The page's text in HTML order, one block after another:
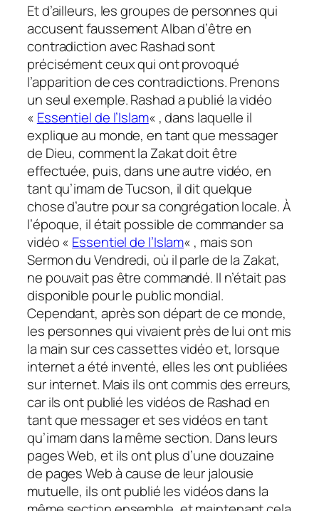
Et d’ailleurs, les groupes de personnes qui
accusent faussement Alban d’être en
contradiction avec Rashad sont
précisément ceux qui ont provoqué
l’apparition de ces contradictions. Prenons
un seul exemple. Rashad a publié la vidéo
« Essentiel de l’Islam« , dans laquelle il
explique au monde, en tant que messager
de Dieu, comment la Zakat doit être
effectuée, puis, dans une autre vidéo, en
tant qu’imam de Tucson, il dit quelque
chose d’autre pour sa congrégation locale. À
l’époque, il était possible de commander sa
vidéo « Essentiel de l’Islam« , mais son
Sermon du Vendredi, où il parle de la Zakat,
ne pouvait pas être commandé. Il n’était pas
disponible pour le public mondial.
Cependant, après son départ de ce monde,
les personnes qui vivaient près de lui ont mis
la main sur ces cassettes vidéo et, lorsque
internet a été inventé, elles les ont publiées
sur internet. Mais ils ont commis des erreurs,
car ils ont publié les vidéos de Rashad en
tant que messager et ses vidéos en tant
qu’imam dans la même section. Dans leurs
pages Web, et ils ont plus d’une douzaine
de pages Web à cause de leur jalousie
mutuelle, ils ont publié les vidéos dans la